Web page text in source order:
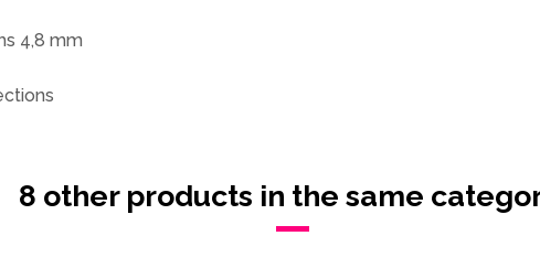
4,8 mm
Métal/PVC/Bois
8 other products in the same